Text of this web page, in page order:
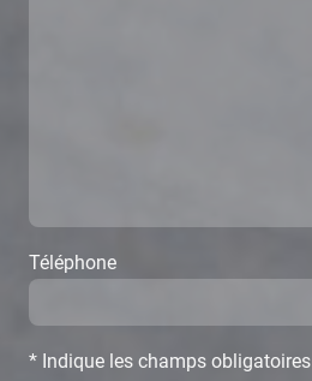
Téléphone
* Indique les champs obligatoires